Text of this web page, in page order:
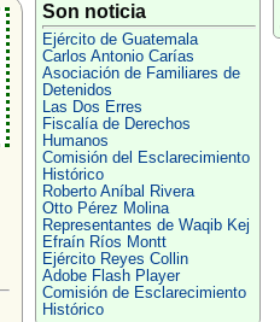
Son noticia
Ejército de Guatemala
Carlos Antonio Carías
Asociación de Familiares de
Detenidos
Las Dos Erres
Fiscalía de Derechos
Humanos
Comisión del Esclarecimiento
Histórico
Roberto Aníbal Rivera
Otto Pérez Molina
Representantes de Waqib Kej
Efraín Ríos Montt
Ejército Reyes Collin
Adobe Flash Player
Comisión de Esclarecimiento
Histórico